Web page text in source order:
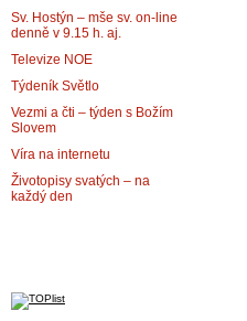
Sv. Hostýn – mše sv. on-line
denně v 9.15 h. aj.
Televize NOE
Týdeník Světlo
Vezmi a čti – týden s Božím
Slovem
Víra na internetu
Životopisy svatých – na
každý den